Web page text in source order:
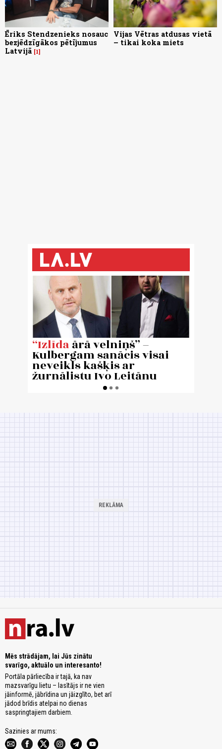
Ēriks Stendzenieks nosauc
bezjēdzīgākos pētījumus
Latvijā 1
Vijas Vētras atdusas vietā
– tikai koka miets
Mēs strādājam, lai Jūs zinātu
svarīgo, aktuālo un interesanto!
Portāla pārliecība ir tajā, ka nav
mazsvarīgu lietu – lasītājs ir ne vien
jāinformē, jābrīdina un jāizglīto, bet arī
jādod brīdis atelpai no dienas
saspringtajiem darbiem.
Sazinies ar mums: